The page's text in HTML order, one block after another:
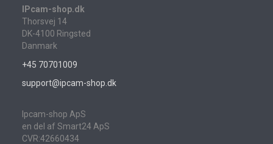
IPcam-shop.dk
Thorsvej 14
DK-4100 Ringsted
Danmark
+45 70701009
support@ipcam-shop.dk
Ipcam-shop ApS
en del af Smart24 ApS
CVR:42660434